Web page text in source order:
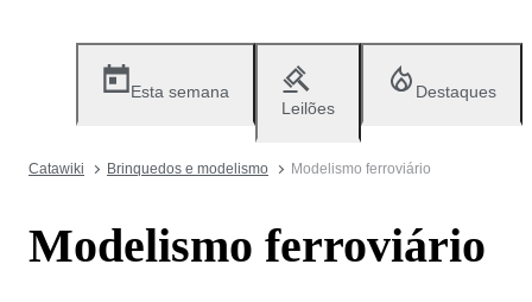
Esta semana
Leilões
Destaques
Catawiki Brinquedos e modelismo Modelismo ferroviário
Modelismo ferroviário